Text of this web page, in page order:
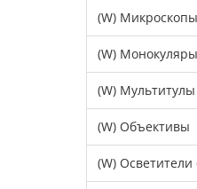
(W) Микроскопы
(W) Монокуляры
(W) Мультитулы
(W) Объективы
(W)